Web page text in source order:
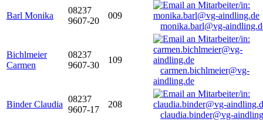
Barl Monika
08237
9607-20
009
monika.barl@vg-
Bichlmeier
Carmen
08237
9607-30
109
carmen.bichlmeier@vg-
aindling.de
Binder Claudia
08237
9607-17
208
claudia.binder@vg-